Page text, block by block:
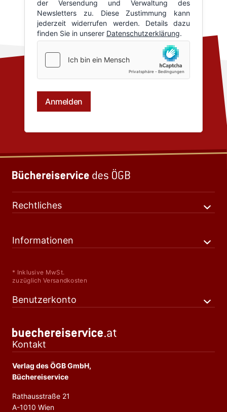
Rechtliches
Informationen
* Inklusive MwSt.
zuzüglich Versandkosten
Benutzerkonto
Kontakt
Verlag des ÖGB GmbH,
Büchereiservice
Rathausstraße 21
A-1010 Wien